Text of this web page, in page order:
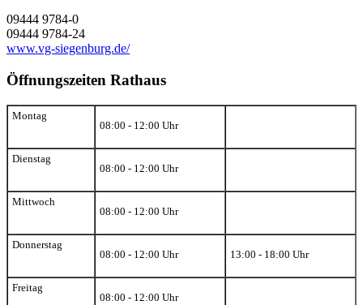
09444 9784-0
09444 9784-24
www.vg-siegenburg.de/
Öffnungszeiten Rathaus
Montag
08:00 - 12:00 Uhr
Dienstag
08:00 - 12:00 Uhr
Mittwoch
08:00 - 12:00 Uhr
Donnerstag
08:00 - 12:00 Uhr
13:00 - 18:00 Uhr
Freitag
08:00 - 12:00 Uhr